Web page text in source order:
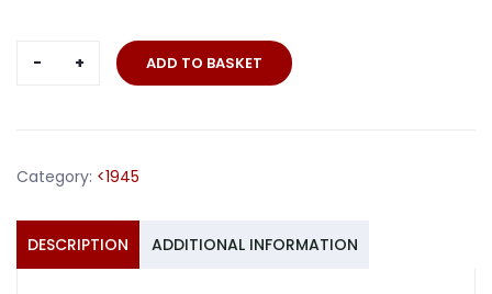
Kriegsbücherei
68
quantity
ADD TO BASKET
Category: <1945
DESCRIPTION ADDITIONAL INFORMATION